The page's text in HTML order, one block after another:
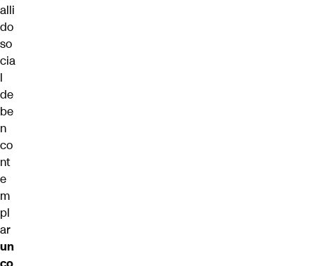
alli
do
so
cia
l
de
be
n
co
nt
e
m
pl
ar
un